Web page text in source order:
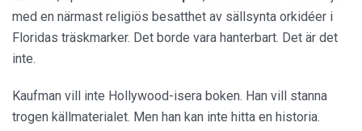
med en närmast religiös besatthet av sällsynta orkidéer i
Floridas träskmarker. Det borde vara hanterbart. Det är det
inte.
Kaufman vill inte Hollywood-isera boken. Han vill stanna
trogen källmaterialet. Men han kan inte hitta en historia.